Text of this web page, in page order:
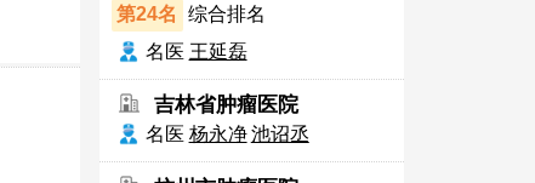
第24名
综合排名
名医 王延磊
吉林省肿瘤医院
名医 杨永净 池诏丞